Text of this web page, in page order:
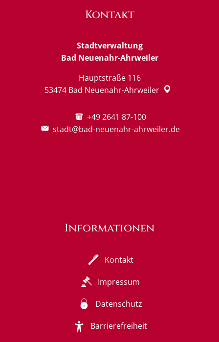
Kontakt
Stadtverwaltung
Bad Neuenahr-Ahrweiler
Hauptstraße 116
53474 Bad Neuenahr-Ahrweiler
+49 2641 87-100
stadt@bad-neuenahr-ahrweiler.de
Informationen
Kontakt
Impressum
Datenschutz
Barrierefreiheit